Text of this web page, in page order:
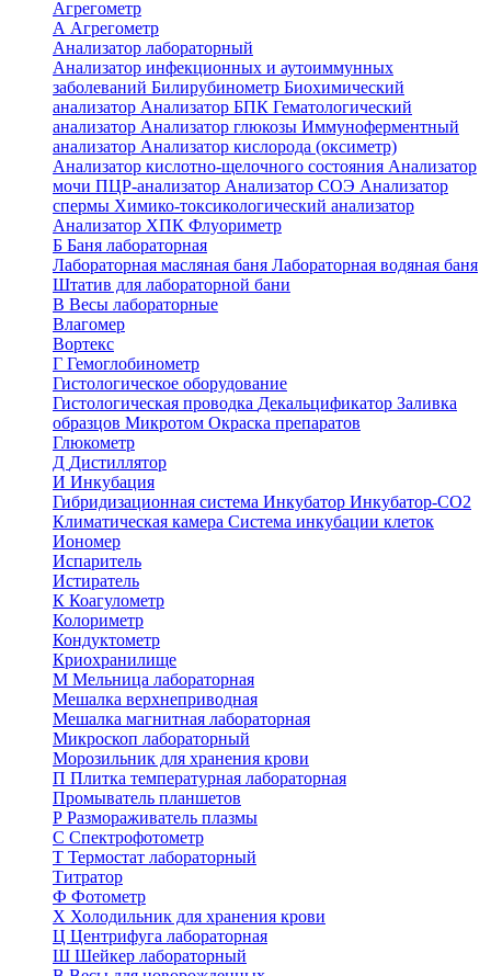
Агрегометр
А Агрегометр
Анализатор лабораторный
Анализатор инфекционных и аутоиммунных
заболеваний Билирубинометр Биохимический
анализатор Анализатор БПК Гематологический
анализатор Анализатор глюкозы Иммуноферментный
анализатор Анализатор кислорода (оксиметр)
Анализатор кислотно-щелочного состояния Анализатор
мочи ПЦР-анализатор Анализатор СОЭ Анализатор
спермы Химико-токсикологический анализатор
Анализатор ХПК Флуориметр
Б Баня лабораторная
Лабораторная масляная баня Лабораторная водяная баня
Штатив для лабораторной бани
В Весы лабораторные
Влагомер
Вортекс
Г Гемоглобинометр
Гистологическое оборудование
Гистологическая проводка Декальцификатор Заливка
образцов Микротом Окраска препаратов
Глюкометр
Д Дистиллятор
И Инкубация
Гибридизационная система Инкубатор Инкубатор-СО2
Климатическая камера Система инкубации клеток
Иономер
Испаритель
Истиратель
К Коагулометр
Колориметр
Кондуктометр
Криохранилище
М Мельница лабораторная
Мешалка верхнеприводная
Мешалка магнитная лабораторная
Микроскоп лабораторный
Морозильник для хранения крови
П Плитка температурная лабораторная
Промыватель планшетов
Р Размораживатель плазмы
С Спектрофотометр
Т Термостат лабораторный
Титратор
Ф Фотометр
Х Холодильник для хранения крови
Ц Центрифуга лабораторная
Ш Шейкер лабораторный